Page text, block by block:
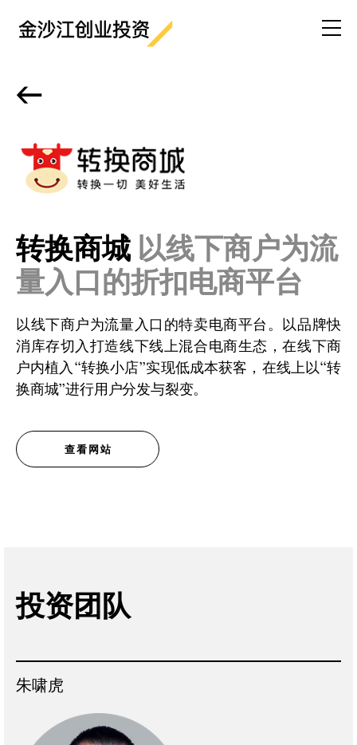
<-
转换商城 以线下商户为流
量入口的折扣电商平台
以线下商户为流量入口的特卖电商平台。以品牌快
消库存切入打造线下线上混合电商生态，在线下商
户内植入“转换小店”实现低成本获客，在线上以“转
换商城”进行用户分发与裂变。
查看网站
投资团队
朱啸虎